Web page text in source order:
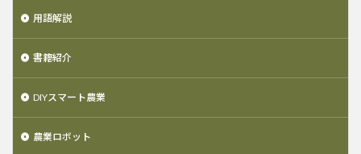
用語解説
書籍紹介
DIYスマート農業
農業ロボット